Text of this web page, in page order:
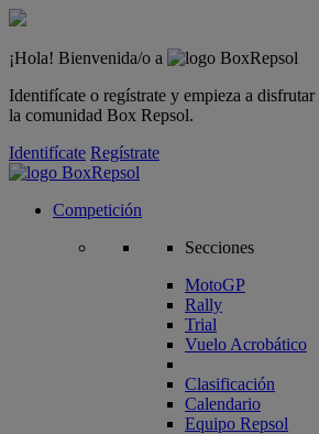
¡Hola! Bienvenida/o a
Identifícate o regístrate y empieza a disfrutar
la comunidad Box Repsol.
Identifícate Regístrate
Competición
Secciones
MotoGP
Rally
Trial
Vuelo Acrobático
Clasificación
Calendario
Equipo Repsol